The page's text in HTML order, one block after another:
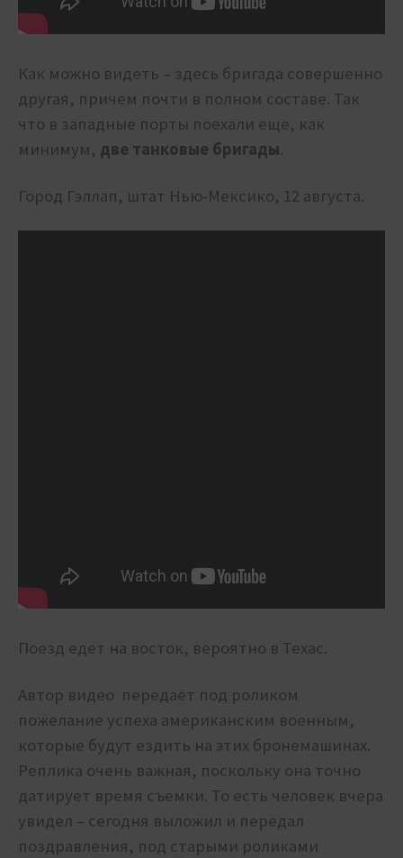
Как можно видеть – здесь бригада совершенно
другая, причем почти в полном составе. Так
что в западные порты поехали еще, как
минимум, две танковые бригады.
Город Гэллап, штат Нью-Мексико, 12 августа.
Поезд едет на восток, вероятно в Техас.
Автор видео передаёт под роликом
пожелание успеха американским военным,
которые будут ездить на этих бронемашинах.
Реплика очень важная, поскольку она точно
датирует время съемки. То есть человек вчера
увидел – сегодня выложил и передал
поздравления, под старыми роликами